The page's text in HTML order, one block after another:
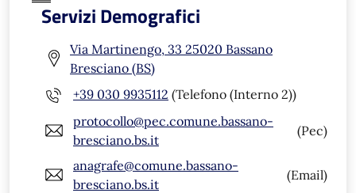
Servizi Demografici
Via Martinengo, 33 25020 Bassano
Bresciano (BS)
+39 030 9935112 (Telefono (Interno 2))
protocollo@pec.comune.bassano-
bresciano.bs.it
(Pec)
anagrafe@comune.bassano-
bresciano.bs.it
(Email)